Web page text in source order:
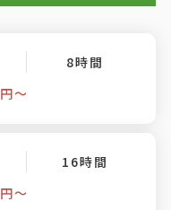
8時間
円〜
16時間
円〜